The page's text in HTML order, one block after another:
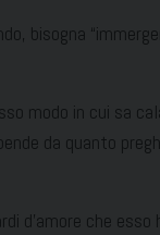
bisogna
modo in cui sa
da quanto
d’amore che esso